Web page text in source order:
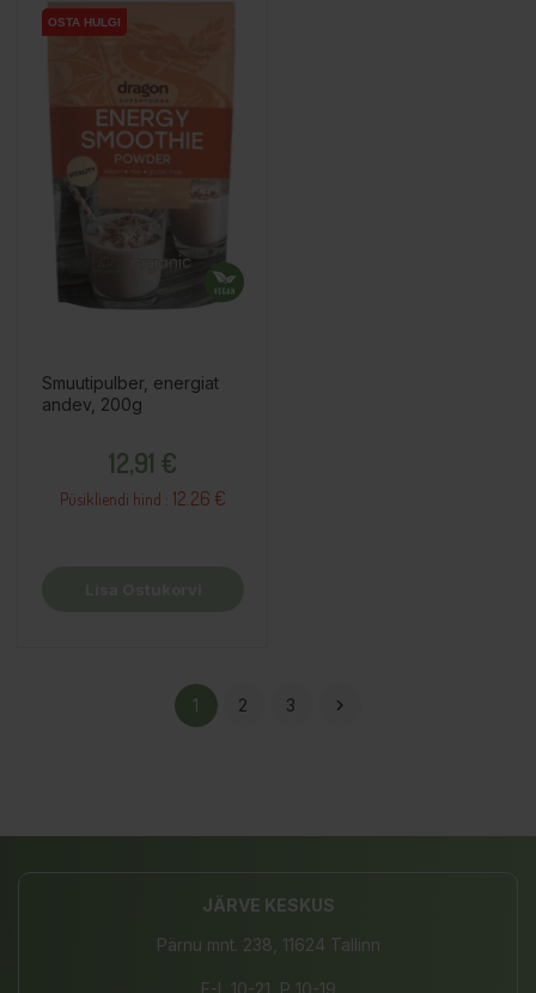
OSTA HULGI
OSTA HULGI
Smuutipulber, energiat
andev, 200g
12,91 €
Püsikliendi hind : 12.26 €
1 2 3 
JÄRVE KESKUS
Pärnu mnt. 238, 11624 Tallinn